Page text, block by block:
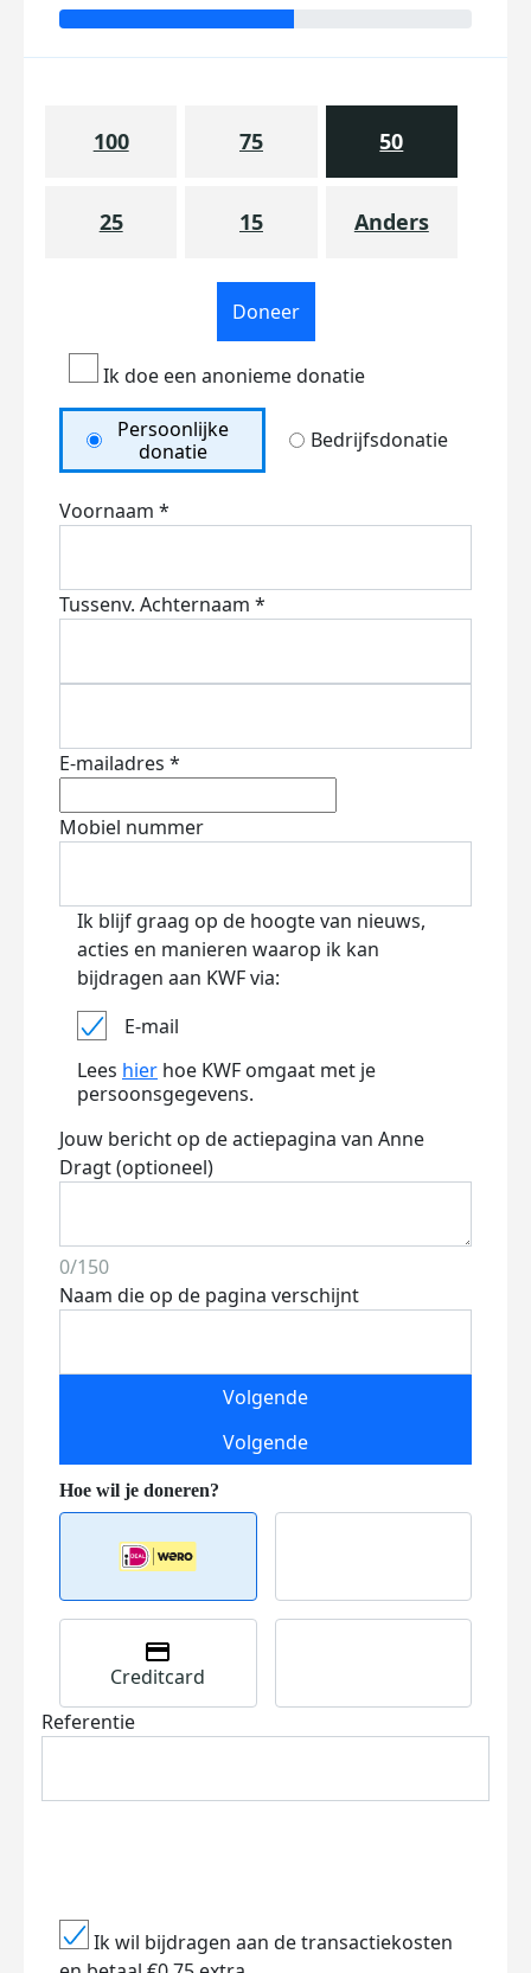
100 75 50
25 15 Anders
Doneer
Ik doe een anonieme donatie
Persoonlijke
donatie
Bedrijfsdonatie
Voornaam *
Tussenv. Achternaam *
E-mailadres *
Mobiel nummer
Ik blijf graag op de hoogte van nieuws,
acties en manieren waarop ik kan
bijdragen aan KWF via:
E-mail
Lees hier hoe KWF omgaat met je
persoonsgegevens.
Jouw bericht op de actiepagina van Anne
Dragt (optioneel)
0/150
Naam die op de pagina verschijnt
Volgende
Volgende
Creditcard
Referentie
Ik wil bijdragen aan de transactiekosten